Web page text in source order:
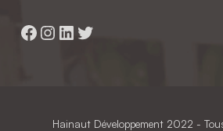
Facebook
Instagram
LinkedIn
Twitter
Hainaut Développement 2022 -